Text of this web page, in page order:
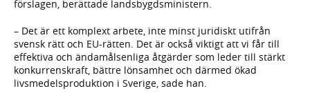
förslagen, berättade landsbygdsministern.
– Det är ett komplext arbete, inte minst juridiskt utifrån
svensk rätt och EU-rätten. Det är också viktigt att vi får till
effektiva och ändamålsenliga åtgärder som leder till stärkt
konkurrenskraft, bättre lönsamhet och därmed ökad
livsmedelsproduktion i Sverige, sade han.